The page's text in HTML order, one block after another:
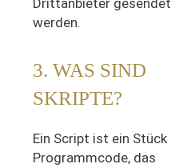
werden.
3. WAS SIND
SKRIPTE?
Ein Script ist ein Stück
Programmcode, das